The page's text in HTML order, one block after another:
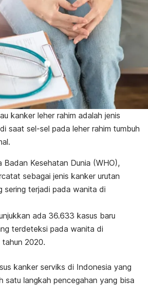
kanker leher rahim adalah jenis
saat sel-sel pada leher rahim tumbuh
Badan Kesehatan Dunia (WHO),
sebagai jenis kanker urutan
sering terjadi pada wanita di
ada 36.633 kasus baru
terdeteksi pada wanita di
tahun 2020.
kanker serviks di Indonesia yang
satu langkah pencegahan yang bisa